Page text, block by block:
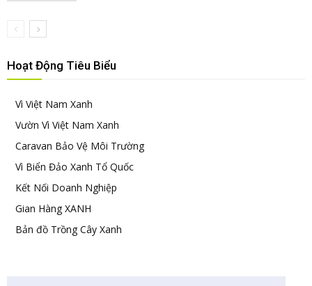
Hoạt Động Tiêu Biểu
Vì Việt Nam Xanh
Vườn Vì Việt Nam Xanh
Caravan Bảo Vệ Môi Trường
Vì Biển Đảo Xanh Tổ Quốc
Kết Nối Doanh Nghiệp
Gian Hàng XANH
Bản đồ Trồng Cây Xanh